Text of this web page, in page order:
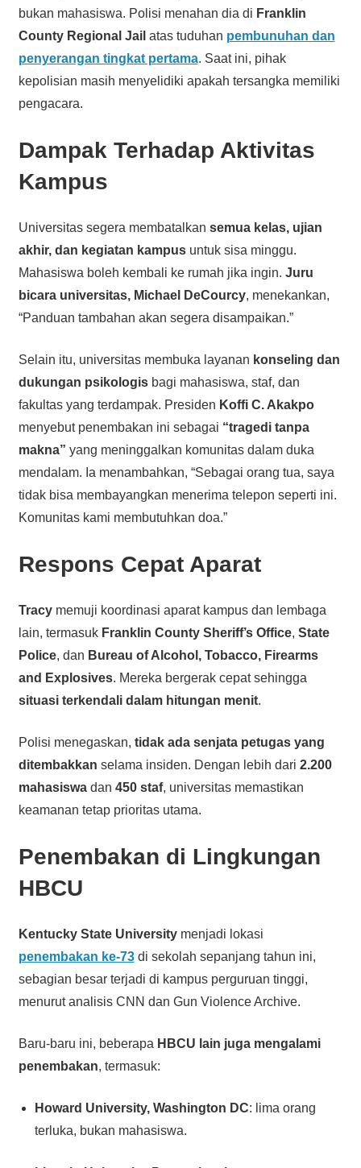
bukan mahasiswa. Polisi menahan dia di Franklin
County Regional Jail atas tuduhan pembunuhan dan
penyerangan tingkat pertama. Saat ini, pihak
kepolisian masih menyelidiki apakah tersangka memiliki
pengacara.
Dampak Terhadap Aktivitas
Kampus
Universitas segera membatalkan semua kelas, ujian
akhir, dan kegiatan kampusuntuk sisa minggu.
Mahasiswa boleh kembali ke rumah jika ingin. Juru
bicara universitas, Michael DeCourcy, menekankan,
“Panduan tambahan akan segera disampaikan.”
Selain itu, universitas membuka layanan konseling dan
dukungan psikologisbagi mahasiswa, staf, dan
fakultas yang terdampak. Presiden Koffi C. Akakpo
menyebut penembakan ini sebagai “tragedi tanpa
makna” yang meninggalkan komunitas dalam duka
mendalam. Ia menambahkan, “Sebagai orang tua, saya
tidak bisa membayangkan menerima telepon seperti ini.
Komunitas kami membutuhkan doa.”
Respons Cepat Aparat
Tracymemuji koordinasi aparat kampus dan lembaga
lain, termasuk Franklin County Sheriff’s Office, State
Police, dan Bureau of Alcohol, Tobacco, Firearms
and Explosives. Mereka bergerak cepat sehingga
situasi terkendali dalam hitungan menit.
Polisi menegaskan, tidak ada senjata petugas yang
ditembakkan selama insiden. Dengan lebih dari 2.200
mahasiswadan 450 staf, universitas memastikan
keamanan tetap prioritas utama.
Penembakan di Lingkungan
HBCU
Kentucky State Universitymenjadi lokasi
penembakan ke-73di sekolah sepanjang tahun ini,
sebagian besar terjadi di kampus perguruan tinggi,
menurut analisis CNN dan Gun Violence Archive.
Baru-baru ini, beberapa HBCU lain juga mengalami
penembakan, termasuk:
Howard University, Washington DC: lima orang
terluka, bukan mahasiswa.